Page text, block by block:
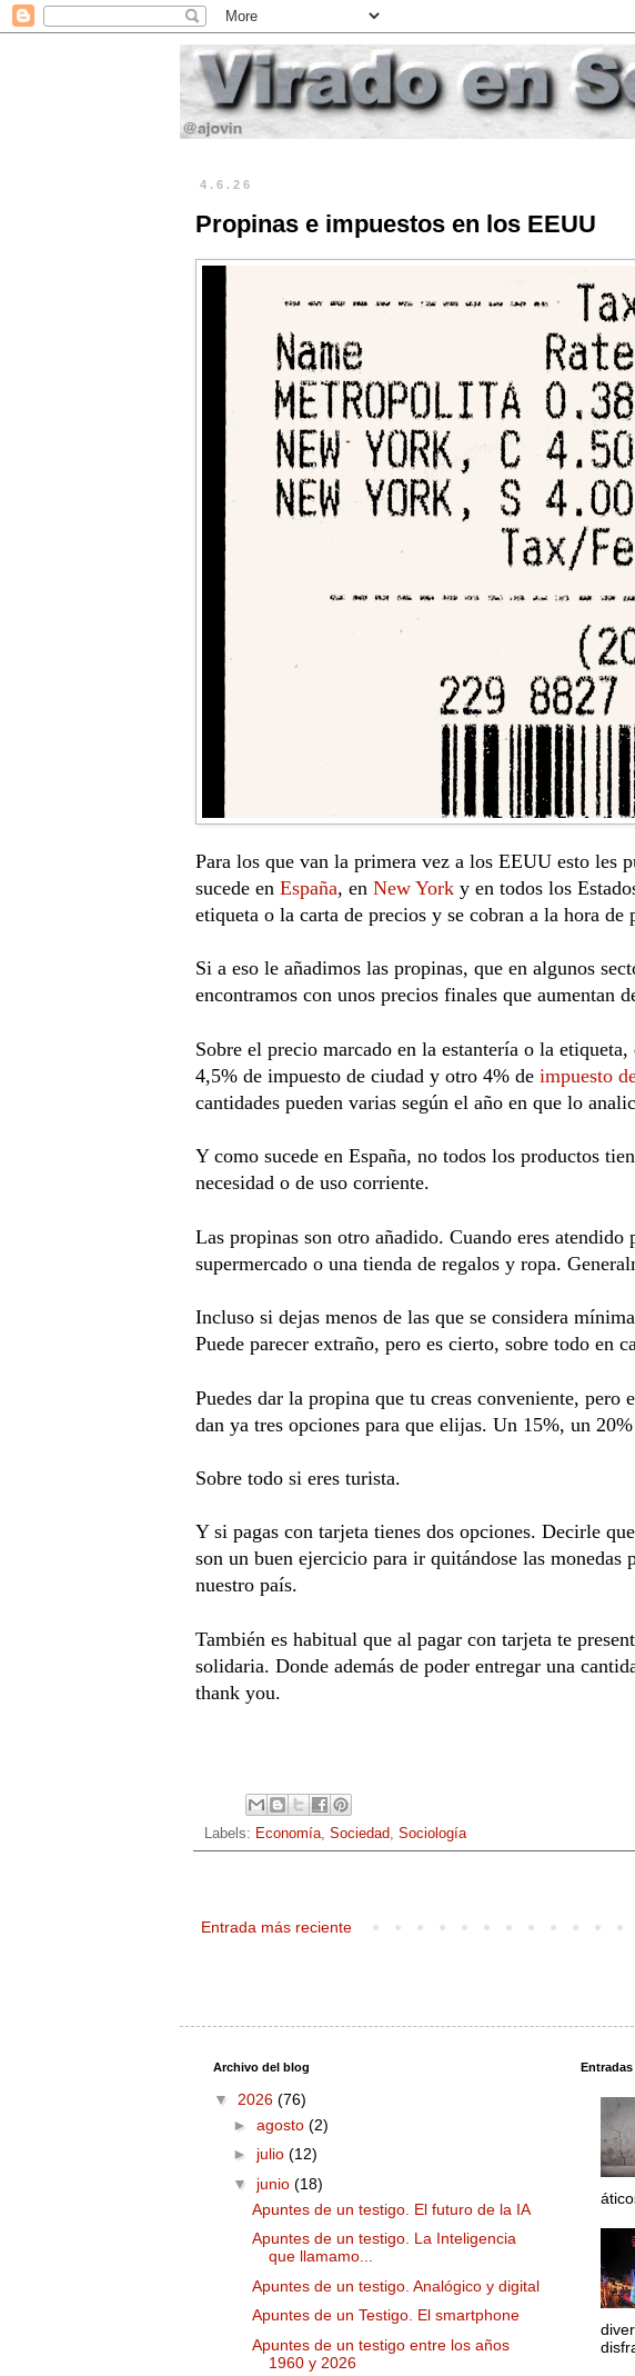
4.6.26
Propinas e impuestos en los EEUU
Para los que van la primera vez a los EEUU esto les
sucede en España, en New York y en todos los
etiqueta o la carta de precios y se cobran a la hora
Si a eso le añadimos las propinas, que en algunos
encontramos con unos precios finales que aumentan
Sobre el precio marcado en la estantería o la
4,5% de impuesto de ciudad y otro 4% de impuesto
cantidades pueden varias según el año en que lo
Y como sucede en España, no todos los productos
necesidad o de uso corriente.
Las propinas son otro añadido. Cuando eres
supermercado o una tienda de regalos y ropa.
Incluso si dejas menos de las que se considera
Puede parecer extraño, pero es cierto, sobre todo en
Puedes dar la propina que tu creas conveniente,
dan ya tres opciones para que elijas. Un 15%, un
Sobre todo si eres turista.
Y si pagas con tarjeta tienes dos opciones. Decirle
son un buen ejercicio para ir quitándose las
nuestro país.
También es habitual que al pagar con tarjeta te
solidaria. Donde además de poder entregar una
thank you.
Labels: Economía, Sociedad, Sociología
Entrada más reciente
Archivo del blog
▼ 2026 (76)
► agosto (2)
► julio (12)
▼ junio (18)
Apuntes de un testigo. El futuro de la IA
Apuntes de un testigo. La Inteligencia
que llamamo...
Apuntes de un testigo. Analógico y digital
Apuntes de un Testigo. El smartphone
Apuntes de un testigo entre los años
1960 y 2026